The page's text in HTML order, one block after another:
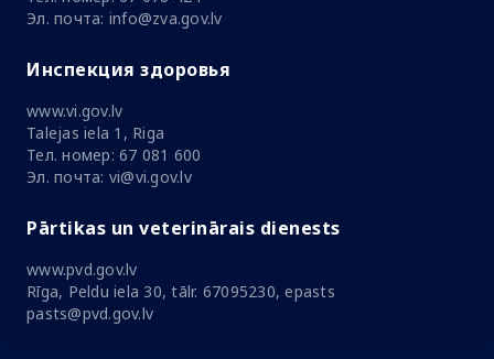
Эл. почта: info@zva.gov.lv
Инспекция здоровья
www.vi.gov.lv
Talejas iela 1, Riga
Тел. номер: 67 081 600
Эл. почта: vi@vi.gov.lv
Pārtikas un veterinārais dienests
www.pvd.gov.lv
Rīga, Peldu iela 30, tālr. 67095230, epasts
pasts@pvd.gov.lv